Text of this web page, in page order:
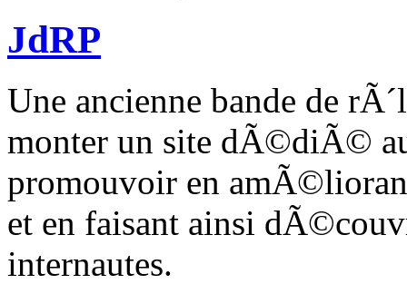
JdRP
Une ancienne bande de
monter un site dÃ©diÃ©
promouvoir en
et en faisant ainsi
internautes.